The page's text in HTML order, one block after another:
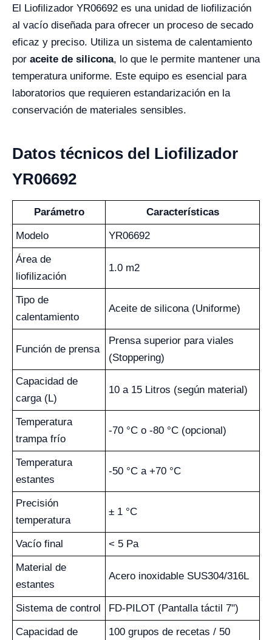
El Liofilizador YR06692 es una unidad de liofilización
al vacío diseñada para ofrecer un proceso de secado
eficaz y preciso. Utiliza un sistema de calentamiento
por aceite de silicona, lo que le permite mantener una
temperatura uniforme. Este equipo es esencial para
laboratorios que requieren estandarización en la
conservación de materiales sensibles.
Datos técnicos del Liofilizador
YR06692
Parámetro Características
Modelo YR06692
Área de
liofilización
1.0 m2
Tipo de
calentamiento
Aceite de silicona (Uniforme)
Función de prensa
Prensa superior para viales
(Stoppering)
Capacidad de
carga (L)
10 a 15 Litros (según material)
Temperatura
trampa frío
-70 °C o -80 °C (opcional)
Temperatura
estantes
-50 °C a +70 °C
Precisión
temperatura
± 1 °C
Vacío final < 5 Pa
Material de
estantes
Acero inoxidable SUS304/316L
Sistema de control FD-PILOT (Pantalla táctil 7")
Capacidad de 100 grupos de recetas / 50